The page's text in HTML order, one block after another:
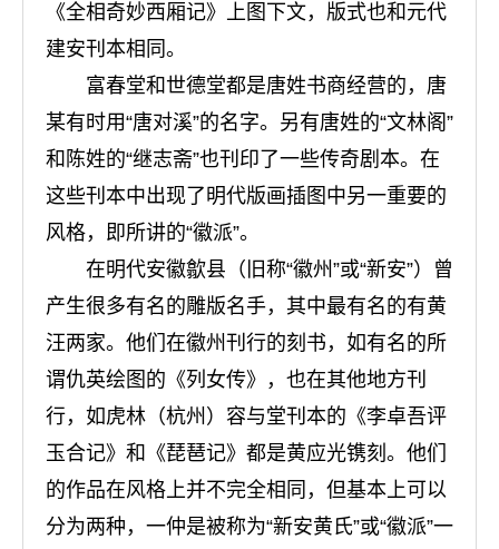
《全相奇妙西厢记》上图下文，版式也和元代
建安刊本相同。
富春堂和世德堂都是唐姓书商经营的，唐
某有时用“唐对溪”的名字。另有唐姓的“文林阁”
和陈姓的“继志斋”也刊印了一些传奇剧本。在
这些刊本中出现了明代版画插图中另一重要的
风格，即所讲的“徽派”。
在明代安徽歙县（旧称“徽州”或“新安”）曾
产生很多有名的雕版名手，其中最有名的有黄
汪两家。他们在徽州刊行的刻书，如有名的所
谓仇英绘图的《列女传》，也在其他地方刊
行，如虎林（杭州）容与堂刊本的《李卓吾评
玉合记》和《琵琶记》都是黄应光镌刻。他们
的作品在风格上并不完全相同，但基本上可以
分为两种，一仲是被称为“新安黄氏”或“徽派”一